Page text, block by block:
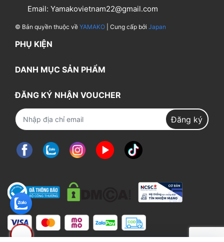
Email: Yamakovietnam22@gmail.com
© Bản quyền thuộc về YAMAKO | Cung cấp bởi Japan
PHỤ KIỆN
DANH MỤC SẢN PHẨM
ĐĂNG KÝ NHẬN VOUCHER
Đăng ký